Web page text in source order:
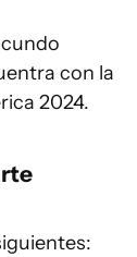
con la
2024.